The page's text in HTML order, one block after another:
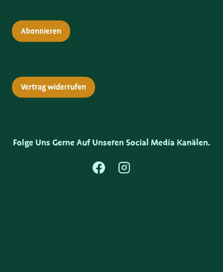
Abonnieren
Vertrag widerrufen
Folge Uns Gerne Auf Unseren Social Media Kanälen.